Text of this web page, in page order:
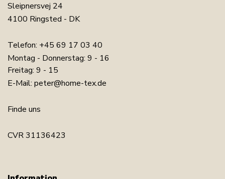
Sleipnersvej 24
4100 Ringsted - DK
Telefon: +45 69 17 03 40
Montag - Donnerstag: 9 - 16
Freitag: 9 - 15
E-Mail: peter@home-tex.de
Finde uns
CVR 31136423